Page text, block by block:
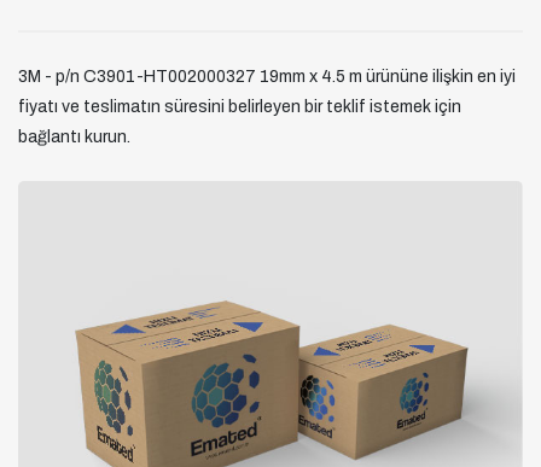
3M - p/n C3901-HT002000327 19mm x 4.5 m ürününe ilişkin en iyi
fiyatı ve teslimatın süresini belirleyen bir teklif istemek için
bağlantı kurun.